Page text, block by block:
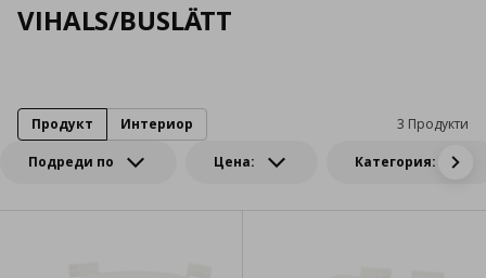
VIHALS/BUSLÄTT
Подреди по Цена: Категория:
3 Продукти
Продукт Интериор